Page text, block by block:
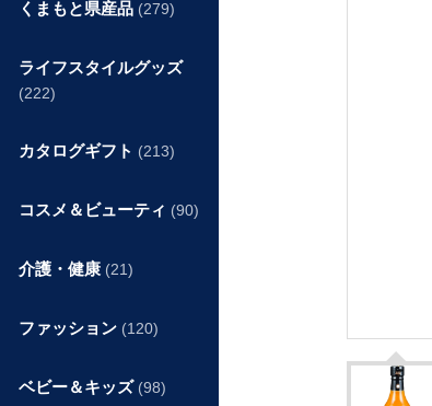
くまもと県産品 (279)
ライフスタイルグッズ
(222)
カタログギフト (213)
コスメ＆ビューティ (90)
介護・健康 (21)
ファッション (120)
ベビー＆キッズ (98)